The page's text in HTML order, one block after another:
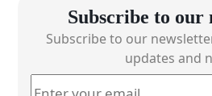
Subscribe to our
Subscribe to our
updates and